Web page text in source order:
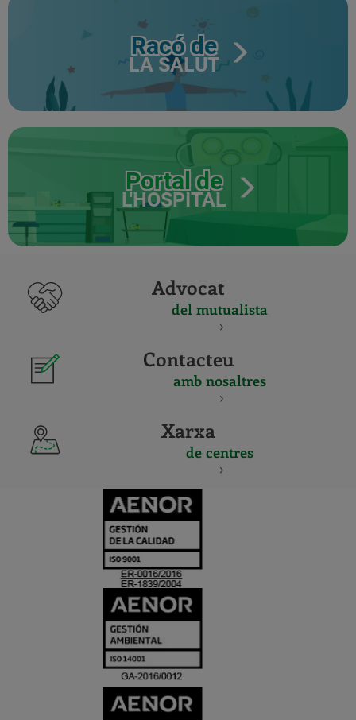
Racó de
LA SALUT
Portal de
L'HOSPITAL
Advocat
del mutualista
Contacteu
amb nosaltres
Xarxa
de centres